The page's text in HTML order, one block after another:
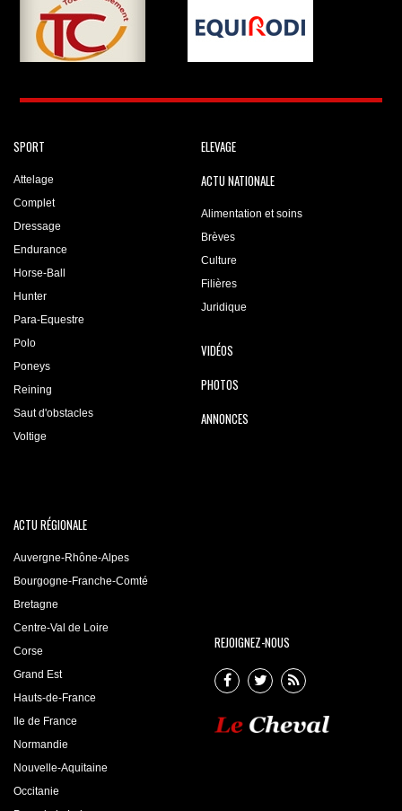
SPORT
Attelage
Complet
Dressage
Endurance
Horse-Ball
Hunter
Para-Equestre
Polo
Poneys
Reining
Saut d'obstacles
Voltige
ELEVAGE
ACTU NATIONALE
Alimentation et soins
Brèves
Culture
Filières
Juridique
VIDÉOS
PHOTOS
ANNONCES
ACTU RÉGIONALE
Auvergne-Rhône-Alpes
Bourgogne-Franche-Comté
Bretagne
Centre-Val de Loire
Corse
Grand Est
Hauts-de-France
Ile de France
Normandie
Nouvelle-Aquitaine
Occitanie
REJOIGNEZ-NOUS